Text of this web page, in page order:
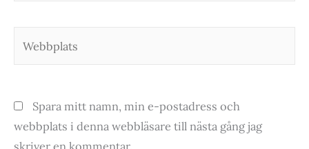
Spara mitt namn, min e-postadress och
webbplats i denna webbläsare till nästa gång jag
skriver en kommentar.